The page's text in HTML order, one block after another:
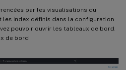
par les visualisations du
index définis dans la configuration
pouvoir ouvrir les tableaux de bord.
de bord :